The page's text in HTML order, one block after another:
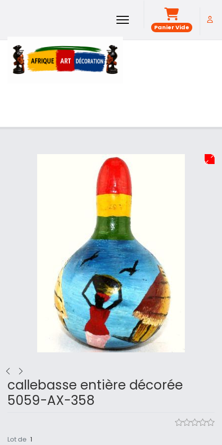
Panier Vide
callebasse entière décorée
5059-AX-358
Lot de 1